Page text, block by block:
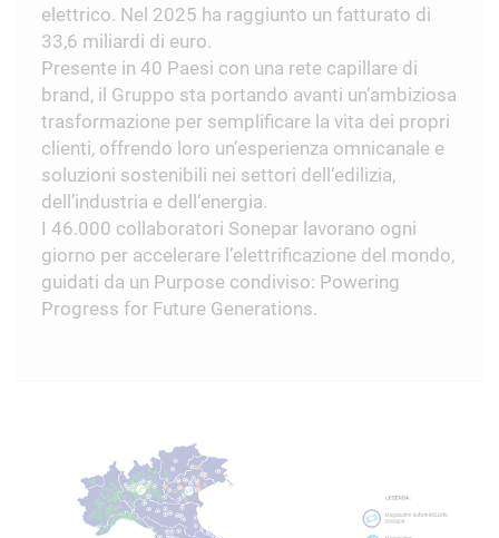
elettrico. Nel 2025 ha raggiunto un fatturato di
33,6 miliardi di euro.
Presente in 40 Paesi con una rete capillare di
brand, il Gruppo sta portando avanti un’ambiziosa
trasformazione per semplificare la vita dei propri
clienti, offrendo loro un’esperienza omnicanale e
soluzioni sostenibili nei settori dell’edilizia,
dell’industria e dell’energia.
I 46.000 collaboratori Sonepar lavorano ogni
giorno per accelerare l’elettrificazione del mondo,
guidati da un Purpose condiviso: Powering
Progress for Future Generations.